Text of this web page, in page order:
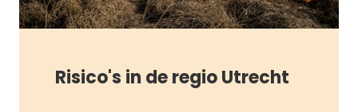
Risico's in de regio Utrecht